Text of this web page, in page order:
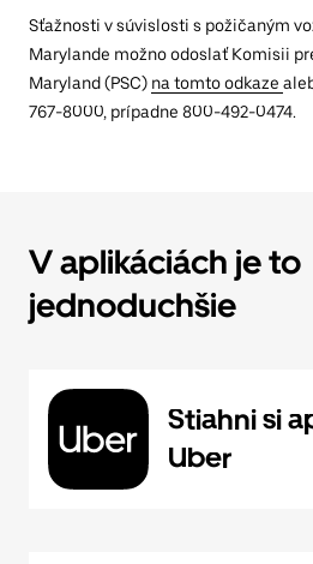
Sťažnosti v súvislosti s požičaným
Marylande možno odoslať Komisii
Maryland (PSC) na tomto odkaze
767-8000, prípadne 800-492-0474.
V aplikáciách je to
jednoduchšie
Stiahni si
Uber